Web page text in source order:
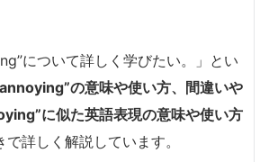
について詳しく学びたい。」とい
の意味や使い方、間違いや
に似た英語表現の意味や使い方
詳しく解説しています。